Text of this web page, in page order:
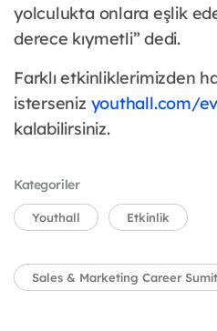
yolculukta onlara eşlik
derece kıymetli” dedi.
Farklı etkinliklerimizden
isterseniz youthall.com/
kalabilirsiniz.
Kategoriler
Youthall Etkinlik
Sales & Marketing Career Sumit